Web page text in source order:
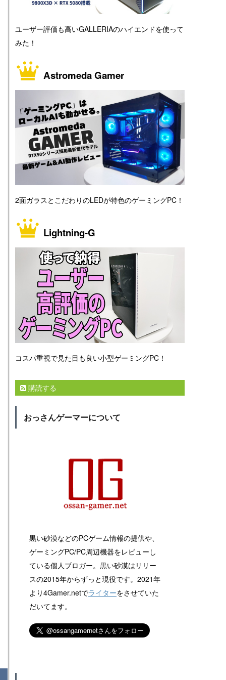
ユーザー評価も高いGALLERIAのハイエンドを使って
みた！
Astromeda Gamer
2面ガラスとこだわりのLEDが特色のゲーミングPC！
Lightning-G
コスパ重視で見た目も良い小型ゲーミングPC！
購読する
おっさんゲーマーについて
黒い砂漠などのPCゲーム情報の提供や、
ゲーミングPC/PC周辺機器をレビューし
ている個人ブロガー。黒い砂漠はリリー
スの2015年からずっと現役です。2021年
より4Gamer.netでライターをさせていた
だいてます。